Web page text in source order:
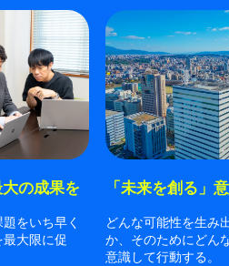
の成果を
をいち早く
大限に促
「未来を創る」
どんな可能性を生み
か、そのためにどん
意識して行動する。